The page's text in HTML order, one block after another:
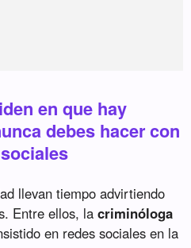
en que hay
debes hacer con
llevan tiempo advirtiendo
Entre ellos, lacriminóloga
en redes sociales en la